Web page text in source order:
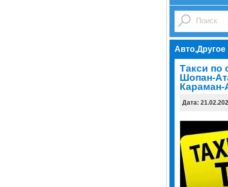
Авто,Другое
Tакси по
Шопан-
Караман-
Дата: